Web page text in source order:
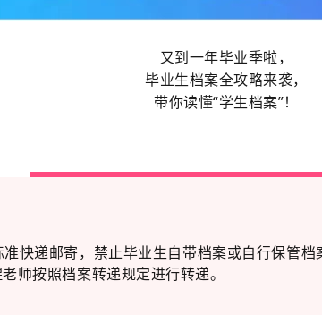
又到一年毕业季啦，
毕业生档案全攻略来袭，
带你读懂“学生档案”！
快递邮寄，禁止毕业生自带档案或自行保管
师按照档案转递规定进行转递。